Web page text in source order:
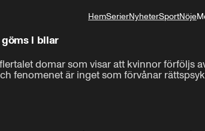
HemSerierNyheterSportNöje
i bilar
domar som visar att kvinnor förföljs
fenomenet är inget som förvånar